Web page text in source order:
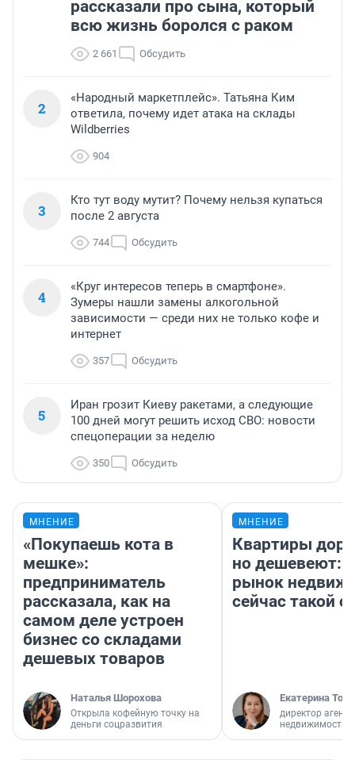
рассказали про сына, который
всю жизнь боролся с раком
2 661 Обсудить
2
«Народный маркетплейс». Татьяна Ким
ответила, почему идет атака на склады
Wildberries
904
3
Кто тут воду мутит? Почему нельзя купаться
после 2 августа
744 Обсудить
4
«Круг интересов теперь в смартфоне».
Зумеры нашли замены алкогольной
зависимости — среди них не только кофе и
интернет
357 Обсудить
5
Иран грозит Киеву ракетами, а следующие
100 дней могут решить исход СВО: новости
спецоперации за неделю
350 Обсудить
МНЕНИЕ
«Покупаешь кота в
мешке»:
предприниматель
рассказала, как на
самом деле устроен
бизнес со складами
дешевых товаров
Наталья Шорохова
Открыла кофейную точку на
деньги соцразвития
МНЕНИЕ
Квартиры
но дешевеют:
рынок
сейчас такой
Екатерина
директор
недвижимости